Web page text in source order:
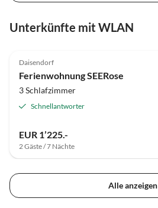
Unterkünfte mit WLAN
Daisendorf
Ferienwohnung SEERose
3 Schlafzimmer
Schnellantworter
EUR 1’225.-
2 Gäste / 7 Nächte
Alle anzeigen